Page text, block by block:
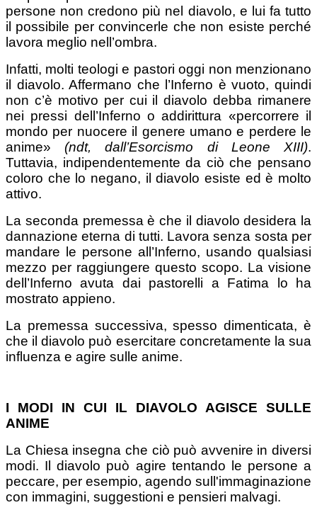
persone non credono più nel diavolo, e lui fa tutto
il possibile per convincerle che non esiste perché
lavora meglio nell’ombra.
Infatti, molti teologi e pastori oggi non menzionano
il diavolo. Affermano che l’Inferno è vuoto, quindi
non c’è motivo per cui il diavolo debba rimanere
nei pressi dell’Inferno o addirittura «percorrere il
mondo per nuocere il genere umano e perdere le
anime»(ndt, dall’Esorcismo di Leone XIII).
Tuttavia, indipendentemente da ciò che pensano
coloro che lo negano, il diavolo esiste ed è molto
attivo.
La seconda premessa è che il diavolo desidera la
dannazione eterna di tutti. Lavora senza sosta per
mandare le persone all’Inferno, usando qualsiasi
mezzo per raggiungere questo scopo. La visione
dell’Inferno avuta dai pastorelli a Fatima lo ha
mostrato appieno.
La premessa successiva, spesso dimenticata, è
che il diavolo può esercitare concretamente la sua
influenza e agire sulle anime.
I MODI IN CUI IL DIAVOLO AGISCE SULLE
ANIME
La Chiesa insegna che ciò può avvenire in diversi
modi. Il diavolo può agire tentando le persone a
peccare, per esempio, agendo sull'immaginazione
con immagini, suggestioni e pensieri malvagi.